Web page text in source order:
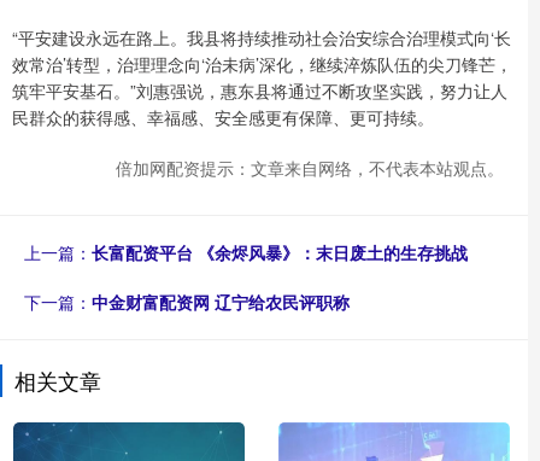
“平安建设永远在路上。我县将持续推动社会治安综合治理模式向‘长
效常治’转型，治理理念向‘治未病’深化，继续淬炼队伍的尖刀锋芒，
筑牢平安基石。”刘惠强说，惠东县将通过不断攻坚实践，努力让人
民群众的获得感、幸福感、安全感更有保障、更可持续。
倍加网配资提示：文章来自网络，不代表本站观点。
上一篇： 长富配资平台 《余烬风暴》：末日废土的生存挑战
下一篇： 中金财富配资网 辽宁给农民评职称
相关文章